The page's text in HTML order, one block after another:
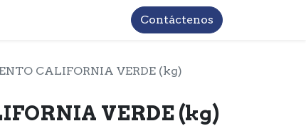
INFORMACIÓN BASICA LOPD
Contáctenos
CALIFORNIA VERDE (kg)
VERDE (kg)